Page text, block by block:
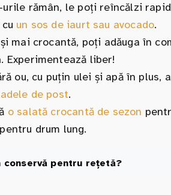
urile rămân, le poți reîncălzi
un sos de iaurt sau avocado.
mai crocantă, poți adăuga în
Experimentează liber!
ou, cu puțin ulei și apă în plus,
de post.
o salată crocantă de sezon
drum lung.
pentru rețetă?